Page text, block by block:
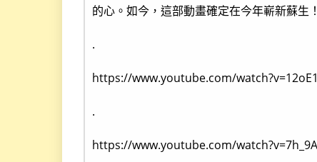
的心。如今，這部動畫確定在今年嶄新蘇生！
.
https://www.youtube.com/
.
https://www.youtube.com/